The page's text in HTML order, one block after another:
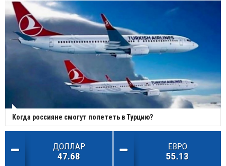
Когда россияне смогут полететь в Турцию?
ДОЛЛАР
47.68
ЕВРО
55.13